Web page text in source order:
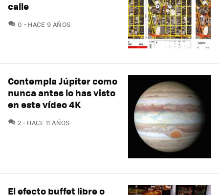
calle
0 COMENTARIOS
HACE 9 AÑOS
Contempla Júpiter como
nunca antes lo has visto
en este vídeo 4K
2 COMENTARIOS
HACE 11 AÑOS
El efecto buffet libre o